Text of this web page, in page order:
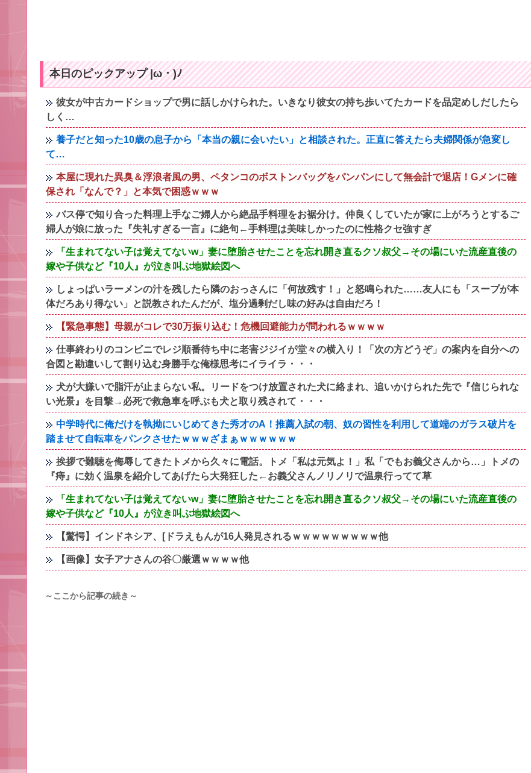
本日のピックアップ |ω・)ﾉ
彼女が中古カードショップで男に話しかけられた。いきなり彼女の持ち歩いてたカードを品定めしだしたら
しく…
養子だと知った10歳の息子から「本当の親に会いたい」と相談された。正直に答えたら夫婦関係が急変し
て…
本屋に現れた異臭＆浮浪者風の男、ペタンコのボストンバッグをパンパンにして無会計で退店！Gメンに確
保され「なんで？」と本気で困惑ｗｗｗ
バス停で知り合った料理上手なご婦人から絶品手料理をお裾分け。仲良くしていたが家に上がろうとするご
婦人が娘に放った『失礼すぎる一言』に絶句←手料理は美味しかったのに性格クセ強すぎ
「生まれてない子は覚えてないw」妻に堕胎させたことを忘れ開き直るクソ叔父→その場にいた流産直後の
嫁や子供など『10人』が泣き叫ぶ地獄絵図へ
しょっぱいラーメンの汁を残したら隣のおっさんに「何故残す！」と怒鳴られた……友人にも「スープが本
体だろあり得ない」と説教されたんだが、塩分過剰だし味の好みは自由だろ！
【緊急事態】母親がコレで30万振り込む！危機回避能力が問われるｗｗｗｗ
仕事終わりのコンビニでレジ順番待ち中に老害ジジイが堂々の横入り！「次の方どうぞ」の案内を自分への
合図と勘違いして割り込む身勝手な俺様思考にイライラ・・・
犬が大嫌いで脂汗が止まらない私。リードをつけ放置された犬に絡まれ、追いかけられた先で『信じられな
い光景』を目撃→必死で救急車を呼ぶも犬と取り残されて・・・
中学時代に俺だけを執拗にいじめてきた秀才のA！推薦入試の朝、奴の習性を利用して道端のガラス破片を
踏ませて自転車をパンクさせたｗｗｗざまぁｗｗｗｗｗｗ
挨拶で難聴を侮辱してきたトメから久々に電話。トメ「私は元気よ！」私「でもお義父さんから…」トメの
『痔』に効く温泉を紹介してあげたら大発狂した←お義父さんノリノリで温泉行ってて草
「生まれてない子は覚えてないw」妻に堕胎させたことを忘れ開き直るクソ叔父→その場にいた流産直後の
嫁や子供など『10人』が泣き叫ぶ地獄絵図へ
【驚愕】インドネシア、[ドラえもんが16人発見されるｗｗｗｗｗｗｗｗｗ他
【画像】女子アナさんの谷〇厳選ｗｗｗｗ他
～ここから記事の続き～